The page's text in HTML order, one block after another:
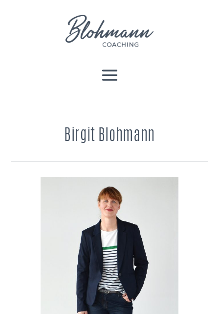
Birgit Blohmann